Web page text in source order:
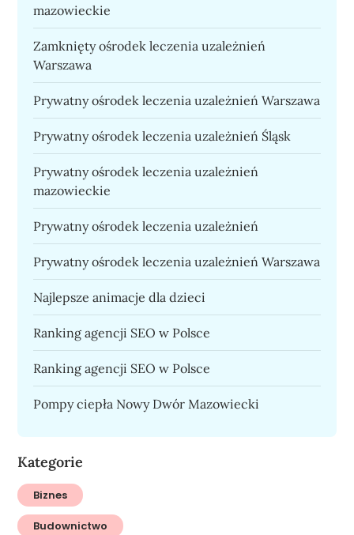
mazowieckie
Zamknięty ośrodek leczenia uzależnień
Warszawa
Prywatny ośrodek leczenia uzależnień Warszawa
Prywatny ośrodek leczenia uzależnień Śląsk
Prywatny ośrodek leczenia uzależnień
mazowieckie
Prywatny ośrodek leczenia uzależnień
Prywatny ośrodek leczenia uzależnień Warszawa
Najlepsze animacje dla dzieci
Ranking agencji SEO w Polsce
Ranking agencji SEO w Polsce
Pompy ciepła Nowy Dwór Mazowiecki
Kategorie
Biznes
Budownictwo